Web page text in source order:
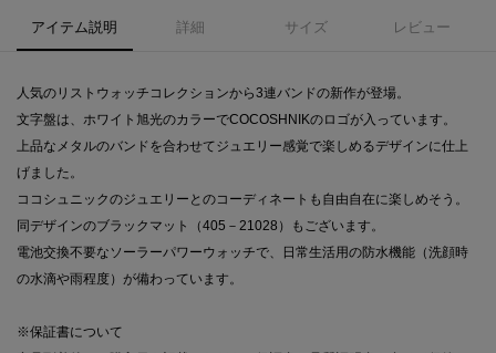
アイテム説明 詳細 サイズ レビュー
人気のリストウォッチコレクションから3連バンドの新作が登場。
文字盤は、ホワイト旭光のカラーでCOCOSHNIKのロゴが入っています。
上品なメタルのバンドを合わせてジュエリー感覚で楽しめるデザインに仕上
げました。
ココシュニックのジュエリーとのコーディネートも自由自在に楽しめそう。
同デザインのブラックマット（405－21028）もございます。
電池交換不要なソーラーパワーウォッチで、日常生活用の防水機能（洗顔時
の水滴や雨程度）が備わっています。
※保証書について